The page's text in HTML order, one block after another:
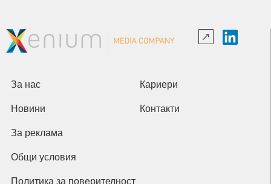
За нас Кариери
Новини Контакти
За реклама
Общи условия
Политика за поверителност